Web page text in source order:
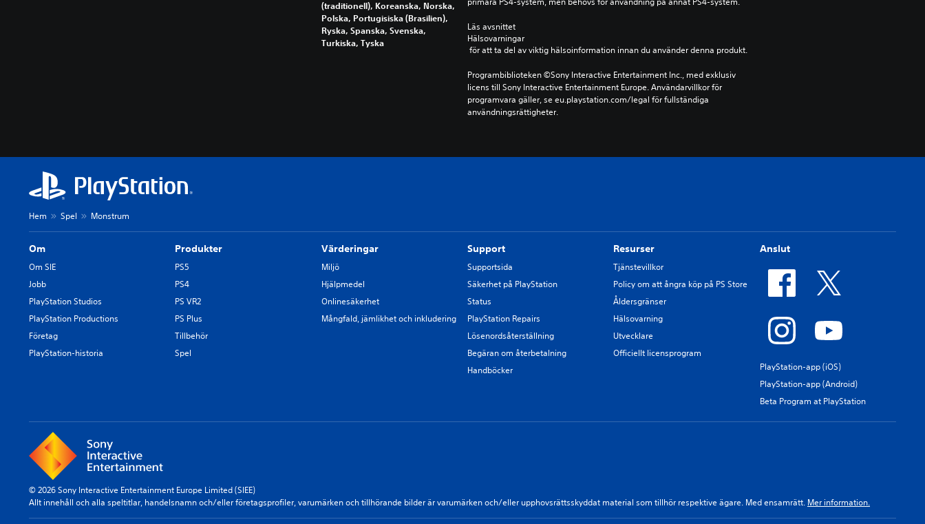
(traditionell), Koreanska, Norska,
Polska, Portugisiska (Brasilien),
Ryska, Spanska, Svenska,
Turkiska, Tyska
Läs avsnittet
Hälsovarningar
för att ta del av viktig hälsoinformation innan du använder denna produkt.
Programbiblioteken ©Sony Interactive Entertainment Inc., med exklusiv
licens till Sony Interactive Entertainment Europe. Användarvillkor för
programvara gäller, se eu.playstation.com/legal för fullständiga
användningsrättigheter.
Hem Spel Monstrum
Om
Om SIE
Jobb
PlayStation Studios
PlayStation Productions
Företag
PlayStation-historia
Produkter
PS5
PS4
PS VR2
PS Plus
Tillbehör
Spel
Värderingar
Miljö
Hjälpmedel
Onlinesäkerhet
Mångfald, jämlikhet och inkludering
Support
Supportsida
Säkerhet på PlayStation
Status
PlayStation Repairs
Lösenordsåterställning
Begäran om återbetalning
Handböcker
Resurser
Tjänstevillkor
Policy om att ångra köp på PS Store
Åldersgränser
Hälsovarning
Utvecklare
Officiellt licensprogram
Anslut
PlayStation-app (iOS)
PlayStation-app (Android)
Beta Program at PlayStation
© 2026 Sony Interactive Entertainment Europe Limited (SIEE)
Allt innehåll och alla speltitlar, handelsnamn och/eller företagsprofiler, varumärken och tillhörande bilder är varumärken och/eller upphovsrättsskyddat material som tillhör respektive ägare. Med ensamrätt. Mer information.